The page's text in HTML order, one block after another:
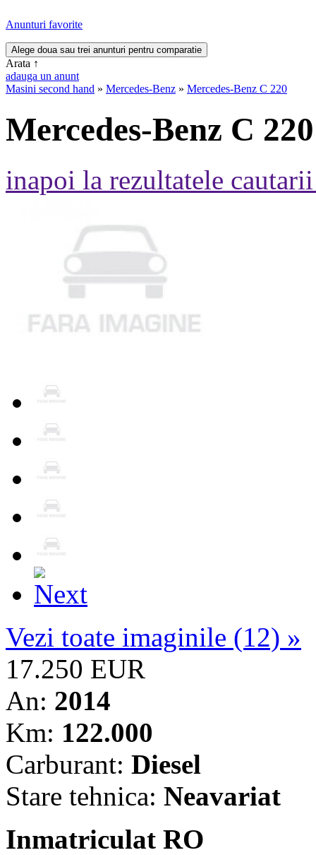
Anunturi favorite
Arata ↑
adauga un anunt
Masini second hand » Mercedes-Benz » Mercedes-Benz C 220
Mercedes-Benz C 220
inapoi la rezultatele
Vezi toate imaginile (12) »
17.250 EUR
An: 2014
Km: 122.000
Carburant: Diesel
Stare tehnica: Neavariat
Inmatriculat RO